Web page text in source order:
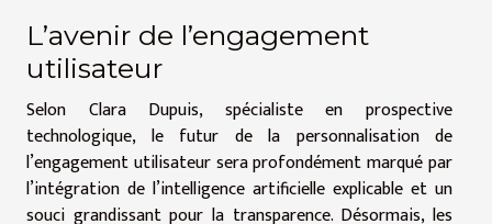
L’avenir de l’engagement
utilisateur
Selon Clara Dupuis, spécialiste en prospective
technologique, le futur de la personnalisation de
l’engagement utilisateur sera profondément marqué par
l’intégration de l’intelligence artificielle explicable et un
souci grandissant pour la transparence. Désormais, les